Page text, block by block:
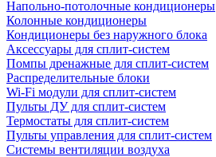
Напольно-потолочные кондиционеры
Колонные кондиционеры
Кондиционеры без наружного блока
Аксессуары для сплит-систем
Помпы дренажные для сплит-систем
Распределительные блоки
Wi-Fi модули для сплит-систем
Пульты ДУ для сплит-систем
Термостаты для сплит-систем
Пульты управления для сплит-систем
Системы вентиляции воздуха